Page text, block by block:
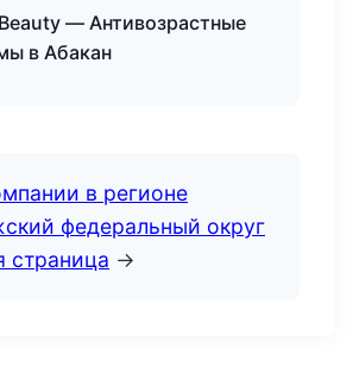
— Антивозрастные
в Абакан
в регионе
федеральный округ
страница →